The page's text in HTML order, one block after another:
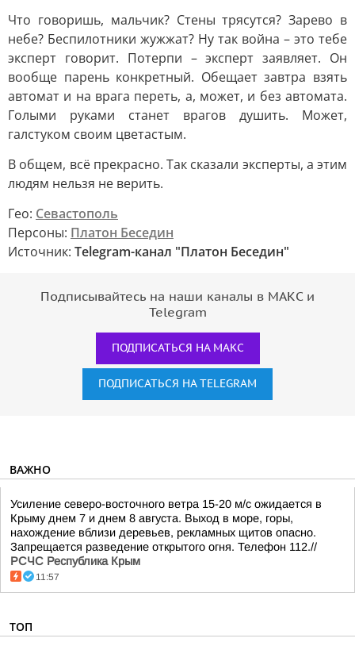
Что говоришь, мальчик? Стены трясутся? Зарево в
небе? Беспилотники жужжат? Ну так война – это тебе
эксперт говорит. Потерпи – эксперт заявляет. Он
вообще парень конкретный. Обещает завтра взять
автомат и на врага переть, а, может, и без автомата.
Голыми руками станет врагов душить. Может,
галстуком своим цветастым.
В общем, всё прекрасно. Так сказали эксперты, а этим
людям нельзя не верить.
Гео: Севастополь
Персоны: Платон Беседин
Источник: Telegram-канал "Платон Беседин"
Подписывайтесь на наши каналы в МАКС и
Telegram
ПОДПИСАТЬСЯ НА МАКС
ПОДПИСАТЬСЯ НА TELEGRAM
ВАЖНО
Усиление северо-восточного ветра 15-20 м/с ожидается в
Крыму днем 7 и днем 8 августа. Выход в море, горы,
нахождение вблизи деревьев, рекламных щитов опасно.
Запрещается разведение открытого огня. Телефон 112.//
РСЧС Республика Крым
11:57
ТОП